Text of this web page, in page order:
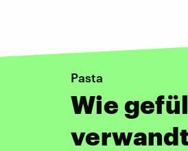
Pasta
Wie